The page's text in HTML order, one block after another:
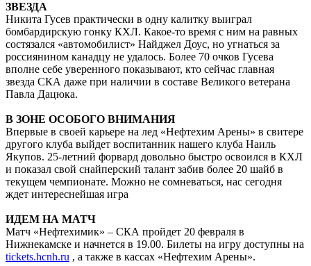
ЗВЕЗДА
Никита Гусев практически в одну калитку выиграл
бомбардирскую гонку КХЛ. Какое-то время с ним на равных
состязался «автомобилист» Найджел Доус, но угнаться за
россиянином канадцу не удалось. Более 70 очков Гусева
вполне себе уверенного показывают, кто сейчас главная
звезда СКА даже при наличии в составе Великого ветерана
Павла Дацюка.
В ЗОНЕ ОСОБОГО ВНИМАНИЯ
Впервые в своей карьере на лед «Нефтехим Арены» в свитере
другого клуба выйдет воспитанник нашего клуба Наиль
Якупов. 25-летний форвард довольно быстро освоился в КХЛ
и показал свой снайперский талант забив более 20 шайб в
текущем чемпионате. Можно не сомневаться, нас сегодня
ждет интереснейшая игра
ИДЕМ НА МАТЧ
Матч «Нефтехимик» – СКА пройдет 20 февраля в
Нижнекамске и начнется в 19.00. Билеты на игру доступны на
tickets.hcnh.ru , а также в кассах «Нефтехим Арены».